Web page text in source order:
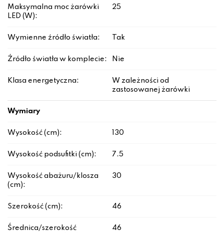
Maksymalna moc żarówki
LED (W):
25
Wymienne źródło światła: Tak
Źródło światła w komplecie: Nie
Klasa energetyczna:
W zależności od
zastosowanej żarówki
Wymiary
Wysokość (cm): 130
Wysokość podsufitki (cm): 7.5
Wysokość abażuru/klosza
(cm):
30
Szerokość (cm): 46
Średnica/szerokość
46